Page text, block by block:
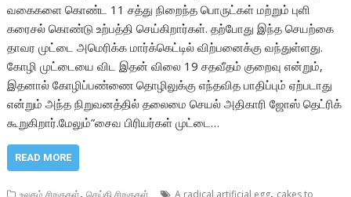
வகைகளை கொண்ட 11 சத்து நிறைந்த பொருட்கள் மற்றும் புளி
கரைசல் கொண்டு உற்பத்தி செய்கிறார்கள். தற்போது இந்த செயற்கை
தாவர முட்டை அமெரிக்க மார்க்கெட்டில் விற்பனைக்கு வந்துள்ளது.
கோழி முட்டையை விட இதன் விலை 19 சதவீதம் குறைவு என்றும்,
இதனால் கோழிப்பண்ணை தொழிலுக்கு எந்தவித பாதிப்பும் ஏற்படாது
என்றும் அந்த நிறுவனத்தில் தலைமை செயல் அதிகாரி ஜோஸ் தெட்ரிக்
கூறுகிறார்.மேலும்”சைவ பிரியர்கள் முட்டை…
READ MORE
உலகம் சிறகுகள்,செய்தி சிறகுகள் A radical artificial egg, cakes to